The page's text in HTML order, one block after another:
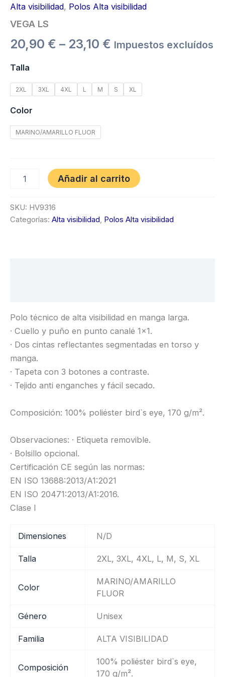
Alta visibilidad, Polos Alta visibilidad
VEGA LS
20,90 € – 23,10 € Impuestos excluídos
Talla
2XL 3XL 4XL L M S XL
Color
MARINO/AMARILLO FLUOR
Añadir al carrito
SKU: HV9316
Categorías: Alta visibilidad, Polos Alta visibilidad
Polo técnico de alta visibilidad en manga larga.
· Cuello y puño en punto canalé 1×1.
· Dos cintas reflectantes segmentadas en torso y
manga.
· Tapeta con 3 botones a contraste.
· Tejido anti enganches y fácil secado.
Composición: 100% poliéster bird`s eye, 170 g/m².
Observaciones: · Etiqueta removible.
· Bolsillo opcional.
Certificación CE según las normas:
EN ISO 13688:2013/A1:2021
EN ISO 20471:2013/A1:2016.
Clase I
Dimensiones N/D
Talla 2XL, 3XL, 4XL, L, M, S, XL
Color
MARINO/AMARILLO
FLUOR
Género Unisex
Familia ALTA VISIBILIDAD
Composición
100% poliéster bird`s eye,
170 g/m².